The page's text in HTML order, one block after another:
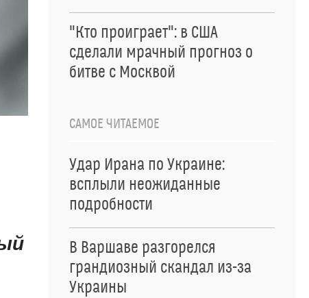
"Кто проиграет": в США
сделали мрачный прогноз о
битве с Москвой
САМОЕ ЧИТАЕМОЕ
Удар Ирана по Украине:
всплыли неожиданные
подробности
В Варшаве разгорелся
грандиозный скандал из-за
Украины